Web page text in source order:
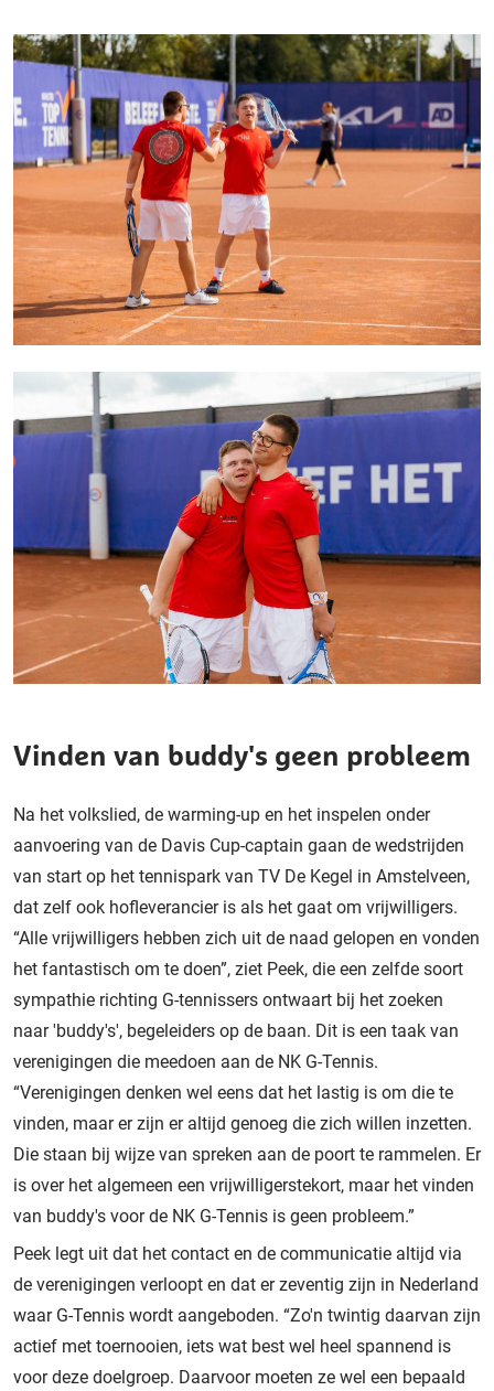
Vinden van buddy's geen probleem
Na het volkslied, de warming-up en het inspelen onder
aanvoering van de Davis Cup-captain gaan de wedstrijden
van start op het tennispark van TV De Kegel in Amstelveen,
dat zelf ook hofleverancier is als het gaat om vrijwilligers.
“Alle vrijwilligers hebben zich uit de naad gelopen en vonden
het fantastisch om te doen”, ziet Peek, die een zelfde soort
sympathie richting G-tennissers ontwaart bij het zoeken
naar 'buddy's', begeleiders op de baan. Dit is een taak van
verenigingen die meedoen aan de NK G-Tennis.
“Verenigingen denken wel eens dat het lastig is om die te
vinden, maar er zijn er altijd genoeg die zich willen inzetten.
Die staan bij wijze van spreken aan de poort te rammelen. Er
is over het algemeen een vrijwilligerstekort, maar het vinden
van buddy's voor de NK G-Tennis is geen probleem.”
Peek legt uit dat het contact en de communicatie altijd via
de verenigingen verloopt en dat er zeventig zijn in Nederland
waar G-Tennis wordt aangeboden. “Zo'n twintig daarvan zijn
actief met toernooien, iets wat best wel heel spannend is
voor deze doelgroep. Daarvoor moeten ze wel een bepaald